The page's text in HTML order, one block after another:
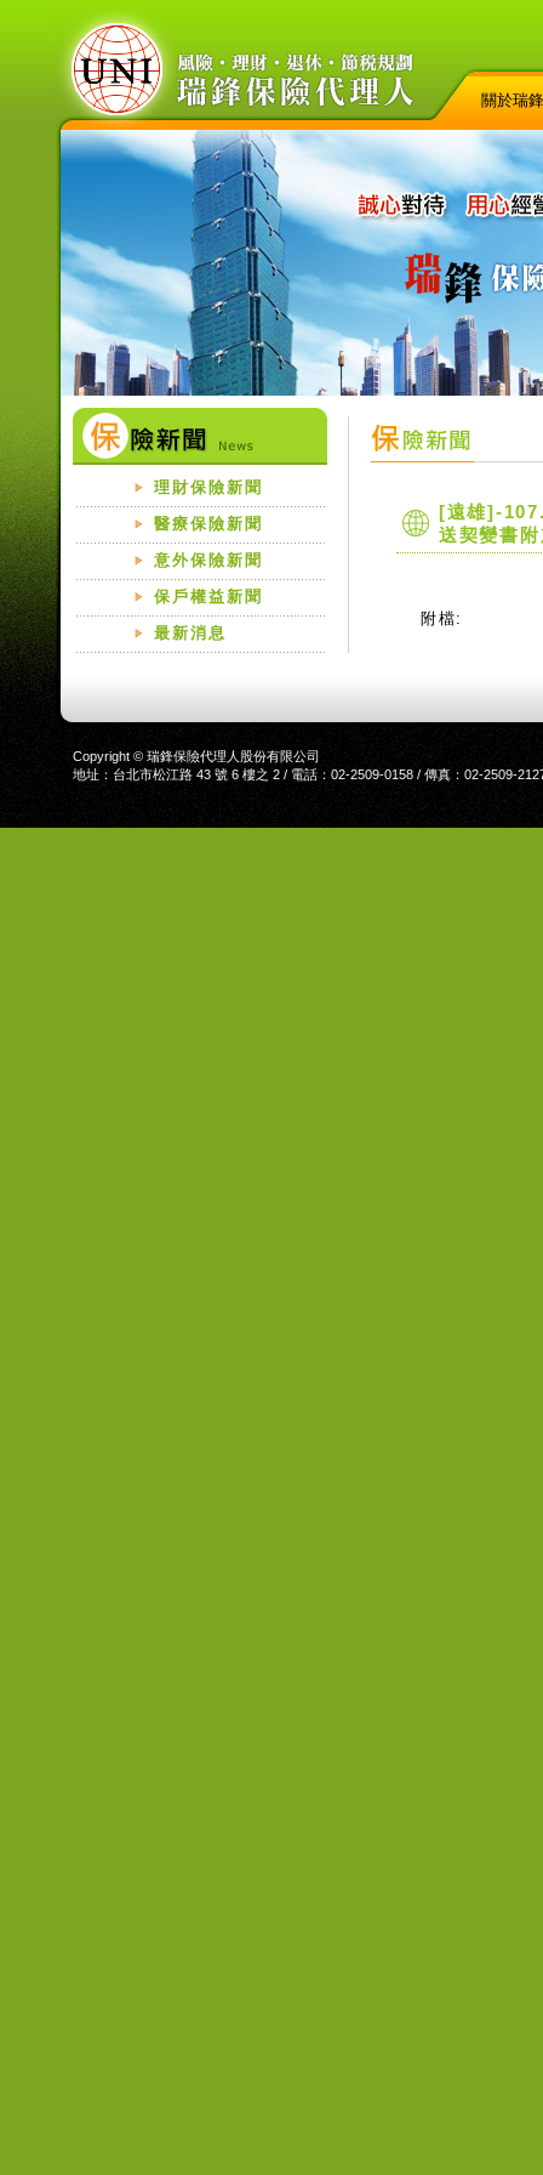
關於瑞鋒
理財保險新聞
醫療保險新聞
意外保險新聞
保戶權益新聞
最新消息
[遠雄]-
送契變書
附檔:
Copyright © 瑞鋒保險代理人股份有限公司
地址：台北市松江路 43 號 6 樓之 2 / 電話：02-2509-0158 / 傳真：02-2509-